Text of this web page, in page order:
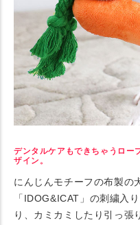
デンタルケアもできちゃうロー
ザイン。
にんじんモチーフの布製の
「IDOG&ICAT」の刺繍入
り、カミカミしたり引っ張